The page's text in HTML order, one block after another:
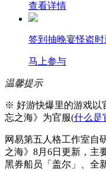
查看详情
签到抽晚宴怪盗
马上参与
温馨提示
※ 好游快爆里的游戏以
忘之海》为官服(什么是
网易第五人格工作室自
之海》8月6日更新，主
黑券船员「盖尔」、全